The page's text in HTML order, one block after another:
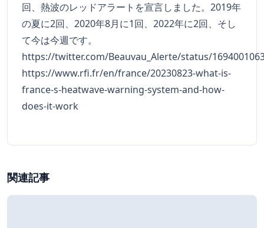
回、熱波のレッドアラートを宣言しました。2019年
の夏に2回、2020年8月に1回、2022年に2回、そし
て今は今週です。
https://twitter.com/Beauvau_Alerte/status/
https://www.rfi.fr/en/france/20230823-what-is-
france-s-heatwave-warning-system-and-how-
does-it-work
関連記事